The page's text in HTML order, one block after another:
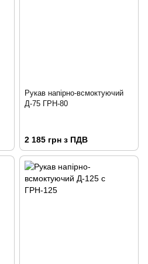
Рукав напірно-всмоктуючий
Д-75 ГРН-80
2 185 грн з ПДВ